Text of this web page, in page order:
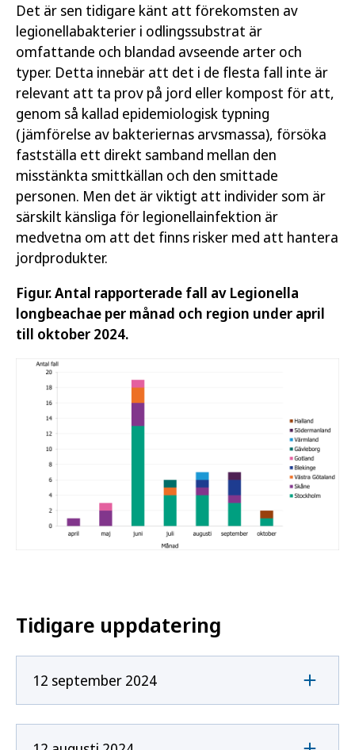
Det är sen tidigare känt att förekomsten av
legionellabakterier i odlingssubstrat är
omfattande och blandad avseende arter och
typer. Detta innebär att det i de flesta fall inte är
relevant att ta prov på jord eller kompost för att,
genom så kallad epidemiologisk typning
(jämförelse av bakteriernas arvsmassa), försöka
fastställa ett direkt samband mellan den
misstänkta smittkällan och den smittade
personen. Men det är viktigt att individer som är
särskilt känsliga för legionellainfektion är
medvetna om att det finns risker med att hantera
jordprodukter.
Figur. Antal rapporterade fall av Legionella
longbeachae per månad och region under april
till oktober 2024.
Tidigare uppdatering
12 september 2024